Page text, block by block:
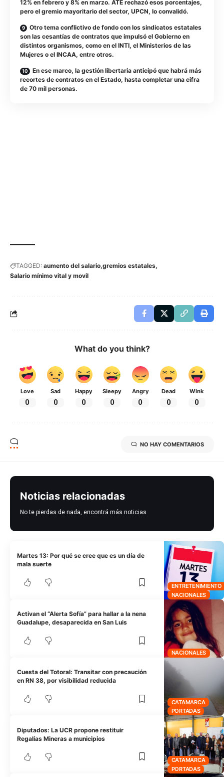
12% en febrero y 8% en marzo. ATE rechazó esos porcentajes,
pero el gremio mayoritario del sector, UPCN, lo convalidó.
Otro tema conflictivo de fondo con los sindicatos estatales
son las cesantías de contratos que impulsó el Gobierno en
distintos organismos, como en el INTI, el Ministerios de las
Mujeres o el INCAA, entre otros.
En ese marco, la gestión libertaria anticipó que habrá más
recortes de contratos en el Estado, hasta completar una cifra
de 70 mil personas.
TAGGED: aumento del salario gremios estatales
Salario mínimo vital y movil
What do you think?
Love
0
Sad
0
Happy
0
Sleepy
0
Angry
0
Dead
0
Wink
0
NO HAY COMENTARIOS
Noticias relacionadas
No te pierdas de nada, encontrá más noticias
ENTRETENIMIENTO
NACIONALES
Martes 13: Por qué se cree que es un día de
mala suerte
NACIONALES
Activan el “Alerta Sofía” para hallar a la nena
Guadalupe, desaparecida en San Luis
CATAMARCA
PORTADAS
Cuesta del Totoral: Transitar con precaución
en RN 38, por visibilidad reducida
CATAMARCA
PORTADAS
Diputados: La UCR propone restituir
Regalías Mineras a municipios